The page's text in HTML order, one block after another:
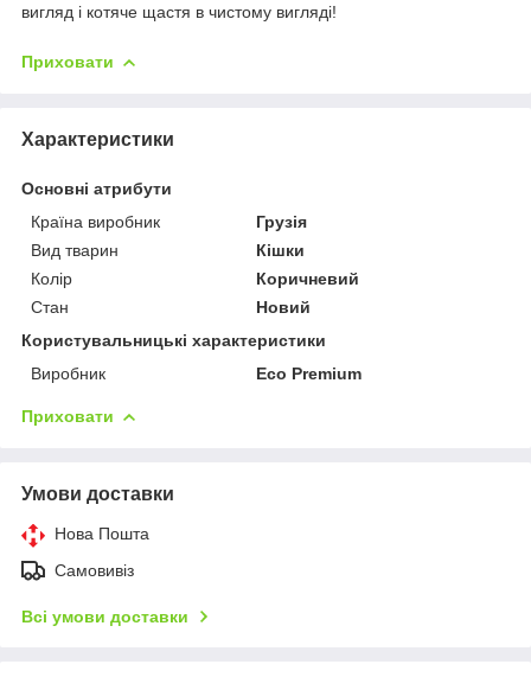
вигляд і котяче щастя в чистому вигляді!
Приховати
Характеристики
Основні атрибути
Країна виробник
Грузія
Вид тварин
Кішки
Колір
Коричневий
Стан
Новий
Користувальницькі характеристики
Виробник
Eco Premium
Приховати
Умови доставки
Нова Пошта
Самовивіз
Всі умови доставки